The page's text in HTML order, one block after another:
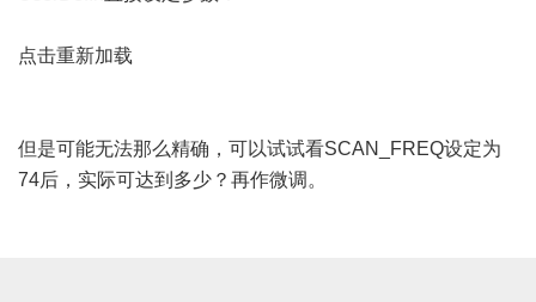
点击重新加载
但是可能无法那么精确，可以试试看SCAN_FREQ设定为
74后，实际可达到多少？再作微调。